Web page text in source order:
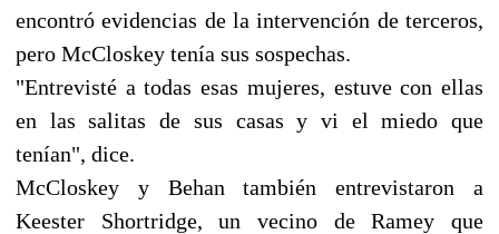
encontró evidencias de la intervención de terceros,
pero McCloskey tenía sus sospechas.
"Entrevisté a todas esas mujeres, estuve con ellas
en las salitas de sus casas y vi el miedo que
tenían", dice.
McCloskey y Behan también entrevistaron a
Keester Shortridge, un vecino de Ramey que